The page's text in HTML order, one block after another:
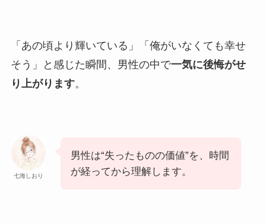
「あの頃より輝いている」「俺がいなくても幸せ
そう」と感じた瞬間、男性の中で一気に後悔がせ
り上がります。
七海しおり
男性は“失ったものの価値”を、時間
が経ってから理解します。